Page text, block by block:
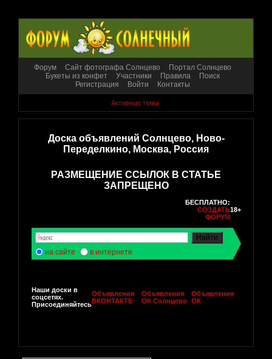
Форум Сайт фотографа Солнцево
Портал Солнцево
Букеты из конфет
Участники Правила
Поиск
Регистрация
Войти Контакты
Активные темы
Доска объявлений Солнцево, Ново-
Переделкино, Москва, Россия
РАЗМЕЩЕНИЕ ССЫЛОК В СТАТЬЕ
ЗАПРЕЩЕНО
БЕСПЛАТНО:
СОЗДАТЬ
ФОРУМ
18+
на сайте в интернете
Наши доски в
соцсетях.
Присоединяйтесь
Объявления
ВКОНТАКТЕ
Объявления
ОК Солнцево
Объявления
ОК